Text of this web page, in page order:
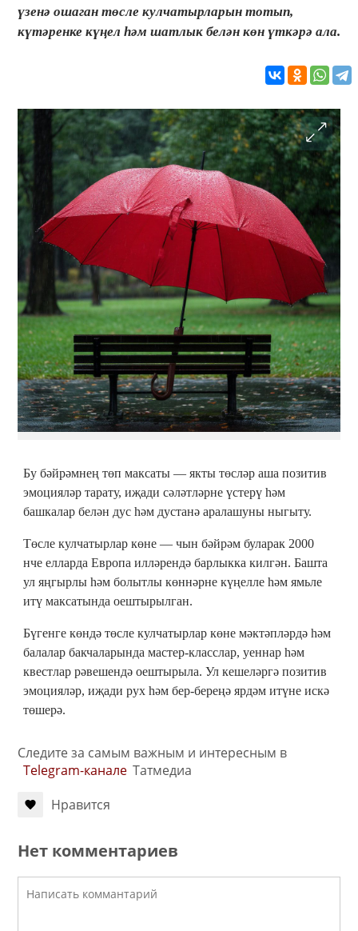
үзенә ошаган төсле кулчатырларын тотып,
күтәренке күңел һәм шатлык белән көн үткәрә ала.
Бу бәйрәмнең төп максаты — якты төсләр аша позитив
эмоцияләр тарату, иҗади сәләтләрне үстерү һәм
башкалар белән дус һәм дустанә аралашуны ныгыту.
Төсле кулчатырлар көне — чын бәйрәм буларак 2000
нче елларда Европа илләрендә барлыкка килгән. Башта
ул яңгырлы һәм болытлы көннәрне күңелле һәм ямьле
итү максатында оештырылган.
Бүгенге көндә төсле кулчатырлар көне мәктәпләрдә һәм
балалар бакчаларында мастер-класслар, уеннар һәм
квестлар рәвешендә оештырыла. Ул кешеләргә позитив
эмоцияләр, иҗади рух һәм бер-береңә ярдәм итүне искә
төшерә.
Следите за самым важным и интересным в
Telegram-канале Татмедиа
Нравится
Нет комментариев